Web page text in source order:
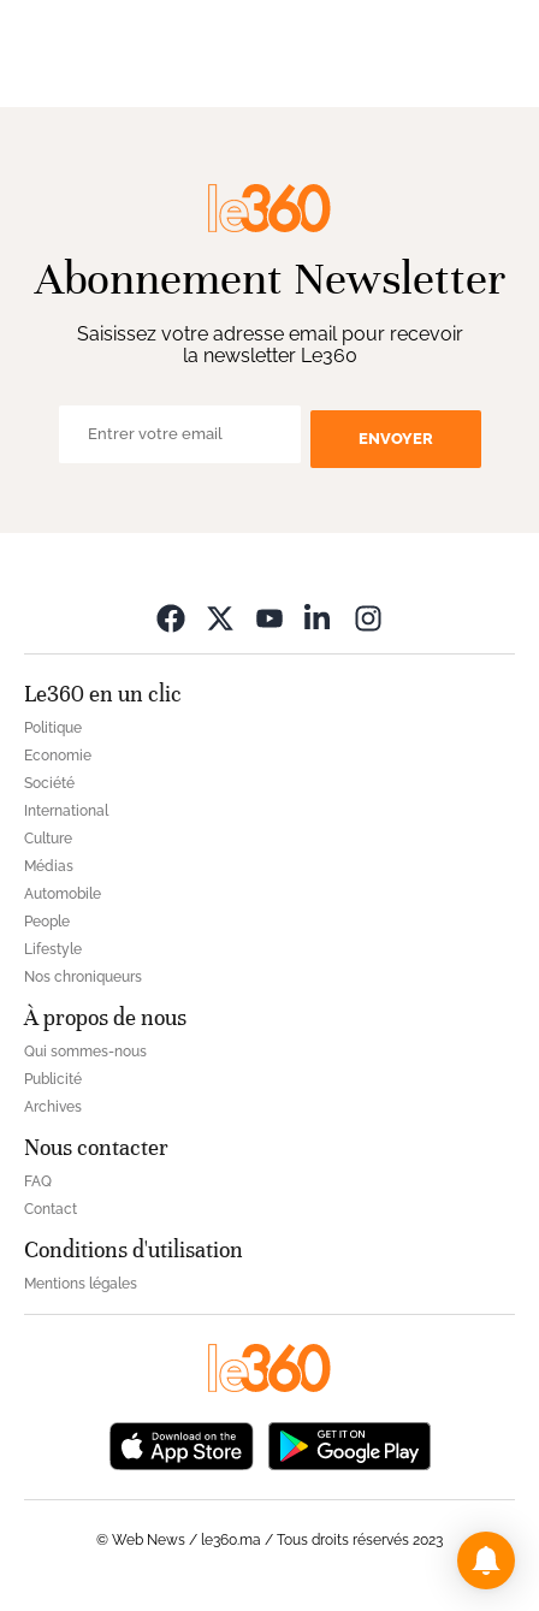
Abonnement Newsletter
Saisissez votre adresse email pour recevoir
la newsletter Le360
ENVOYER
Le360 en un clic
Politique
Economie
Société
International
Culture
Médias
Automobile
People
Lifestyle
Nos chroniqueurs
À propos de nous
Qui sommes-nous
Publicité
Archives
Nous contacter
FAQ
Contact
Conditions d'utilisation
Mentions légales
© Web News / le360.ma / Tous droits réservés 2023